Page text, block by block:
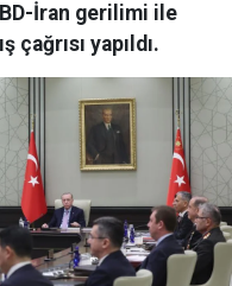
İran gerilimi ile
çağrısı yapıldı.